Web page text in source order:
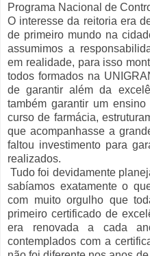
Programa Nacional de
O interesse da reitoria era
de primeiro mundo na
assumimos a
em realidade, para isso
todos formados na
de garantir além da
também garantir um
curso de farmácia,
que acompanhasse a
faltou investimento para
realizados.
Tudo foi devidamente
sabíamos exatamente o
com muito orgulho que
primeiro certificado de
era renovada a cada
contemplados com a